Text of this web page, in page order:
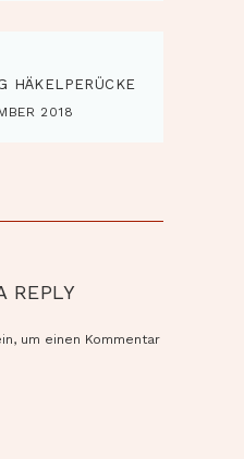
HÄKELPERÜCKE
2018
REPLY
um einen Kommentar